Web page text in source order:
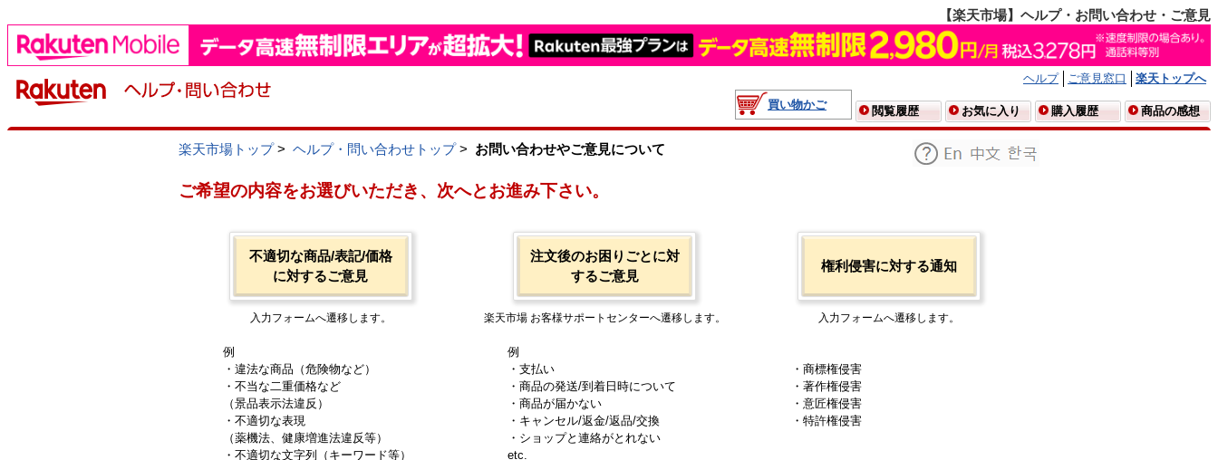
【楽天市場】ヘルプ・お問い合わせ・ご意見
ヘルプ ご意見窓口
楽天トップへ
買い物かご
閲覧履歴 お気に入り 購入履歴 商品の感想
楽天市場トップ> ヘルプ・問い合わせトップ> お問い合わせやご意見について
ご希望の内容をお選びいただき、次へとお進み下さい。
不適切な商品/表記/価格
に対するご意見
入力フォームへ遷移します。
例
・違法な商品（危険物など）
・不当な二重価格など
（景品表示法違反）
・不適切な表現
（薬機法、健康増進法違反等）
・不適切な文字列（キーワード等）
注文後のお困りごとに対
するご意見
楽天市場 お客様サポートセンターへ遷移します。
例
・支払い
・商品の発送/到着日時について
・商品が届かない
・キャンセル/返金/返品/交換
・ショップと連絡がとれない
etc.
権利侵害に対する通知
入力フォームへ遷移します。
・商標権侵害
・著作権侵害
・意匠権侵害
・特許権侵害